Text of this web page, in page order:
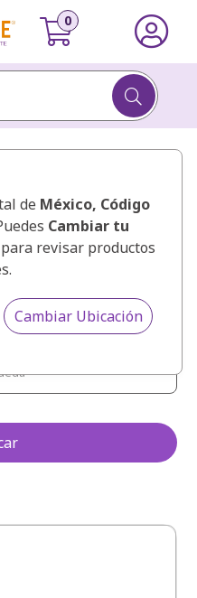
de México, Código
Cambiar tu
para revisar productos
Cambiar Ubicación